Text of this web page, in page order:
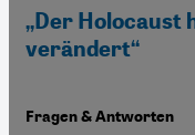
„Der Holocaust
verändert“
Fragen & Antworten